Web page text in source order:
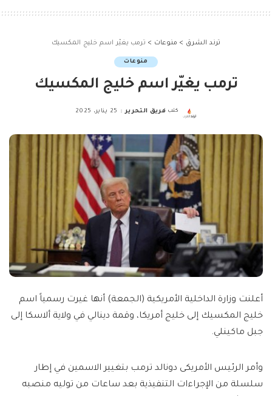
ترند الشرق > منوعات > ترمب يغيّر اسم خليج المكسيك
منوعات
ترمب يغيّر اسم خليج المكسيك
Posted
كتب فريق التحرير 25 يناير، 2025
أعلنت وزارة الداخلية الأمريكية (الجمعة) أنها غيرت رسمياً اسم
خليج المكسيك إلى خليج أمريكا، وقمة دينالي في ولاية ألاسكا إلى
جبل ماكينلي.
وأمر الرئيس الأمريكى دونالد ترمب بتغيير الاسمين في إطار
سلسلة من الإجراءات التنفيذية بعد ساعات من توليه منصبه